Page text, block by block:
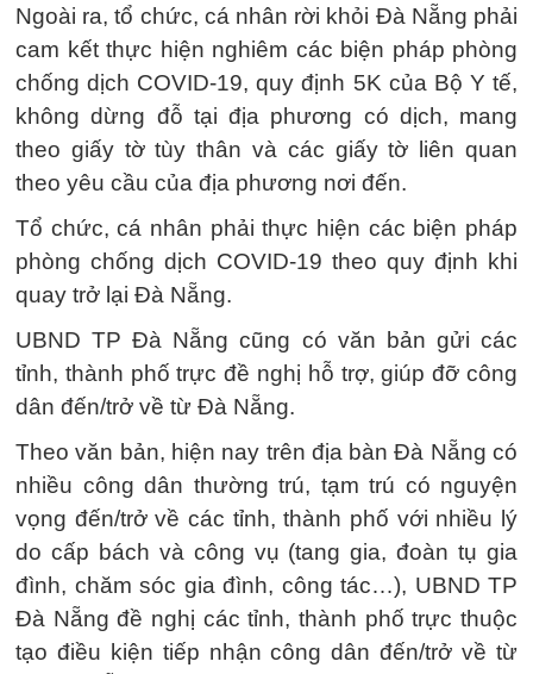
Ngoài ra, tổ chức, cá nhân rời khỏi Đà Nẵng phải
cam kết thực hiện nghiêm các biện pháp phòng
chống dịch COVID-19, quy định 5K của Bộ Y tế,
không dừng đỗ tại địa phương có dịch, mang
theo giấy tờ tùy thân và các giấy tờ liên quan
theo yêu cầu của địa phương nơi đến.
Tổ chức, cá nhân phải thực hiện các biện pháp
phòng chống dịch COVID-19 theo quy định khi
quay trở lại Đà Nẵng.
UBND TP Đà Nẵng cũng có văn bản gửi các
tỉnh, thành phố trực đề nghị hỗ trợ, giúp đỡ công
dân đến/trở về từ Đà Nẵng.
Theo văn bản, hiện nay trên địa bàn Đà Nẵng có
nhiều công dân thường trú, tạm trú có nguyện
vọng đến/trở về các tỉnh, thành phố với nhiều lý
do cấp bách và công vụ (tang gia, đoàn tụ gia
đình, chăm sóc gia đình, công tác…), UBND TP
Đà Nẵng đề nghị các tỉnh, thành phố trực thuộc
tạo điều kiện tiếp nhận công dân đến/trở về từ